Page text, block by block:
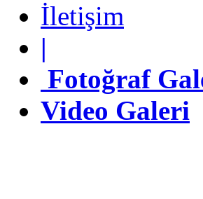
İletişim
Fotoğraf Galeri
Video Galeri
İletişim
|
Fotoğraf
Video Galeri